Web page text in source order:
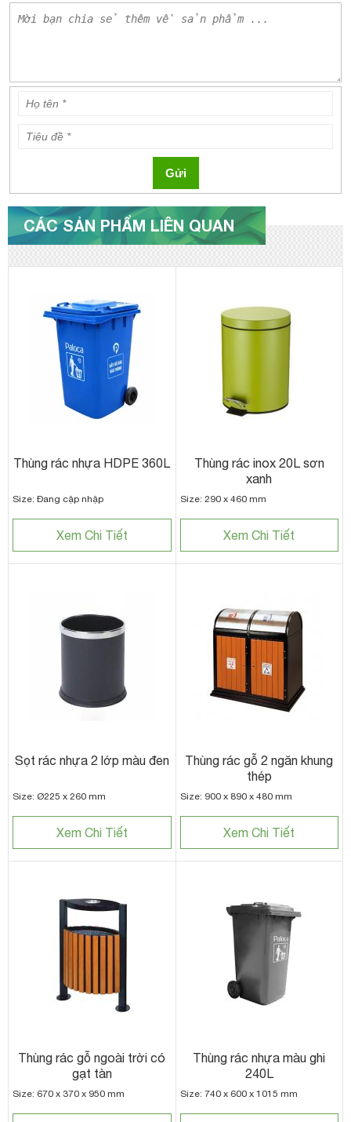
Gửi
CÁC SẢN PHẨM LIÊN QUAN
Thùng rác nhựa HDPE 360L
Size: Đang cập nhập
Xem Chi Tiết
Thùng rác inox 20L sơn
xanh
Size: 290 x 460 mm
Xem Chi Tiết
Sọt rác nhựa 2 lớp màu đen
Size: Ø225 x 260 mm
Xem Chi Tiết
Thùng rác gỗ 2 ngăn khung
thép
Size: 900 x 890 x 480 mm
Xem Chi Tiết
Thùng rác gỗ ngoài trời có
gạt tàn
Size: 670 x 370 x 950 mm
Thùng rác nhựa màu ghi
240L
Size: 740 x 600 x 1015 mm